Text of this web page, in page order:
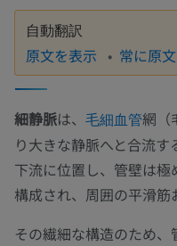
自動翻訳
原文を表示 常に原
細静脈は、 毛細血管網（
り大きな静脈へと合流
下流に位置し、管壁は
構成され、周囲の平滑筋
その繊細な構造のため